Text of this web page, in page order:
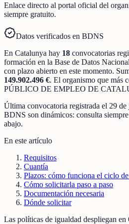
Enlace directo al portal oficial del
siempre gratuito.
Datos verificados en BDNS
En Catalunya hay 18 convocatorias
formación en la Base de Datos
con plazo abierto en este momento.
149.902.496 €. El organismo que más
PÚBLICO DE EMPLEO DE
Última convocatoria registrada el 29
BDNS son dinámicos: consulta
abajo.
En este artículo
Requisitos
Cuantía
Plazos: cómo funciona el ciclo
Cómo solicitarla paso a paso
Documentación necesaria
Dónde solicitar
Las políticas de igualdad despliegan en